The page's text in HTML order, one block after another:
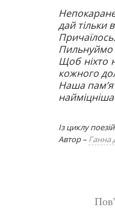
дай тільки
Щоб ніхто
кожного
Наша
Із циклу поезій
Автор – Ганна